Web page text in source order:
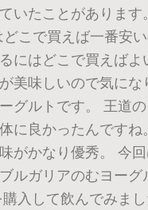
いたことがあります
こで買えば一番安
にはどこで買えばよ
美味しいので気にな
グルトです。 王道
に良かったんですね
がかなり優秀。 今
ルガリアのむヨーグ
入して飲んでみま